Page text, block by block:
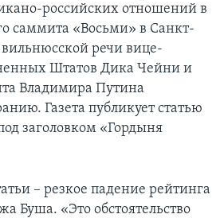
ПУТЕШЕСТВИЕ
российских отношений в
саммита «Восьми» в Санкт-
вильнюсской речи вице-
Штатов Дика Чейни и
Владимира Путина
Газета публикует статью
заголовком «Гордыня
– резкое падение рейтинга
Буша. «Это обстоятельство